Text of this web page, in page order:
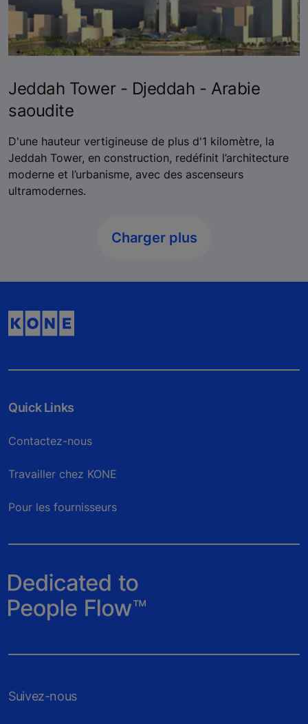
Jeddah Tower - Djeddah - Arabie
saoudite
D'une hauteur vertigineuse de plus d'1 kilomètre, la
Jeddah Tower, en construction, redéfinit l’architecture
moderne et l’urbanisme, avec des ascenseurs
ultramodernes.
Charger plus
Quick Links
Contactez-nous
Travailler chez KONE
Pour les fournisseurs
Suivez-nous